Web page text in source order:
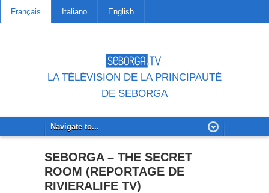
Français Italiano English
LA TÉLÉVISION DE LA PRINCIPAUTÉ
DE SEBORGA
SEBORGA – THE SECRET
ROOM (REPORTAGE DE
RIVIERALIFE TV)